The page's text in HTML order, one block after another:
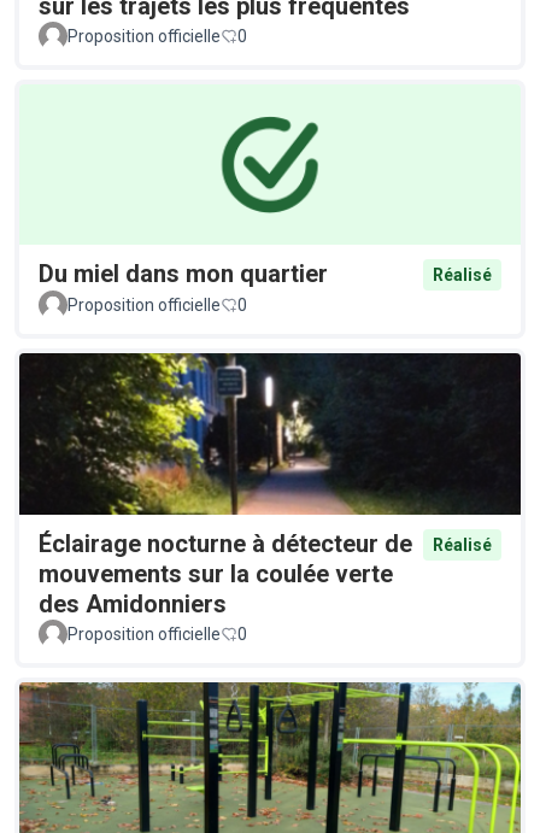
sur les trajets les plus fréquentés
Proposition officielle 0
Du miel dans mon quartier
Réalisé
Proposition officielle
0
Éclairage nocturne à détecteur de
mouvements sur la coulée verte
des Amidonniers
Réalisé
Proposition officielle 0